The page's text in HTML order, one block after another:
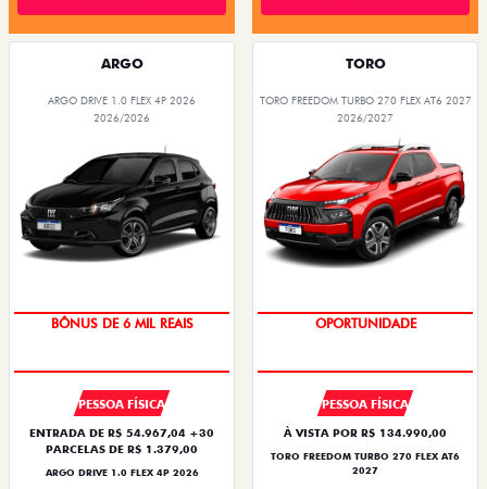
ARGO
ARGO DRIVE 1.0 FLEX 4P 2026
2026/2026
BÔNUS DE 6 MIL REAIS
PESSOA FÍSICA
ENTRADA DE R$ 54.967,04 +30
PARCELAS DE R$ 1.379,00
ARGO DRIVE 1.0 FLEX 4P 2026
TORO
TORO FREEDOM TURBO 270 FLEX AT6 2027
2026/2027
OPORTUNIDADE
PESSOA FÍSICA
À VISTA POR R$ 134.990,00
TORO FREEDOM TURBO 270 FLEX AT6
2027